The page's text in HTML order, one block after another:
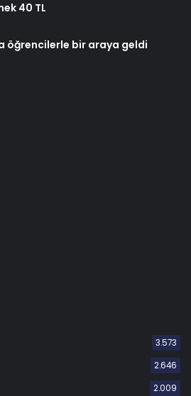
40 TL
öğrencilerle bir araya geldi
3.573
2.646
2.009